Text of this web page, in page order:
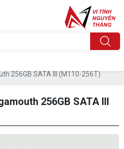
256GB SATA III (M110-256T)
256GB SATA III